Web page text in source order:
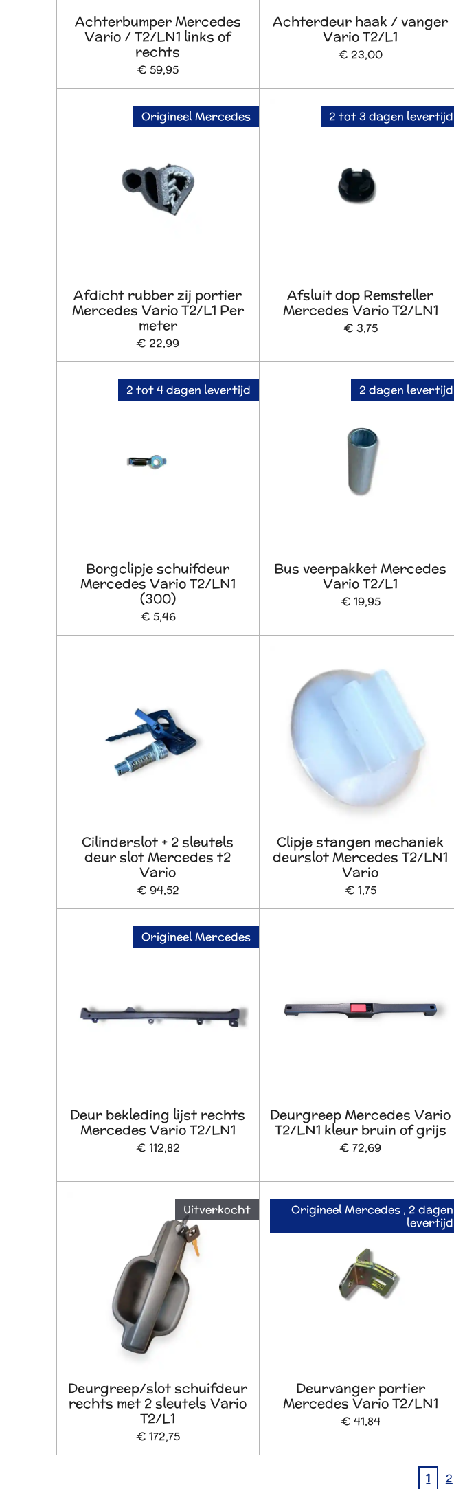
Achterbumper Mercedes
Vario / T2/LN1 links of
rechts
€ 59,95
Achterdeur haak / vanger
Vario T2/L1
€ 23,00
Origineel Mercedes
Afdicht rubber zij portier
Mercedes Vario T2/L1 Per
meter
€ 22,99
2 tot 3 dagen levertijd
Afsluit dop Remsteller
Mercedes Vario T2/LN1
€ 3,75
2 tot 4 dagen levertijd
Borgclipje schuifdeur
Mercedes Vario T2/LN1
(300)
€ 5,46
2 dagen levertijd
Bus veerpakket Mercedes
Vario T2/L1
€ 19,95
Cilinderslot + 2 sleutels
deur slot Mercedes t2
Vario
€ 94,52
Clipje stangen mechaniek
deurslot Mercedes T2/LN1
Vario
€ 1,75
Origineel Mercedes
Deur bekleding lijst rechts
Mercedes Vario T2/LN1
€ 112,82
Deurgreep Mercedes Vario
T2/LN1 kleur bruin of grijs
€ 72,69
Uitverkocht
Deurgreep/slot schuifdeur
rechts met 2 sleutels Vario
T2/L1
€ 172,75
Origineel Mercedes , 2 dagen
levertijd
Deurvanger portier
Mercedes Vario T2/LN1
€ 41,84
1 2